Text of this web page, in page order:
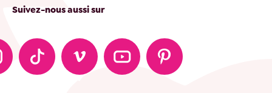
Suivez-nous aussi sur